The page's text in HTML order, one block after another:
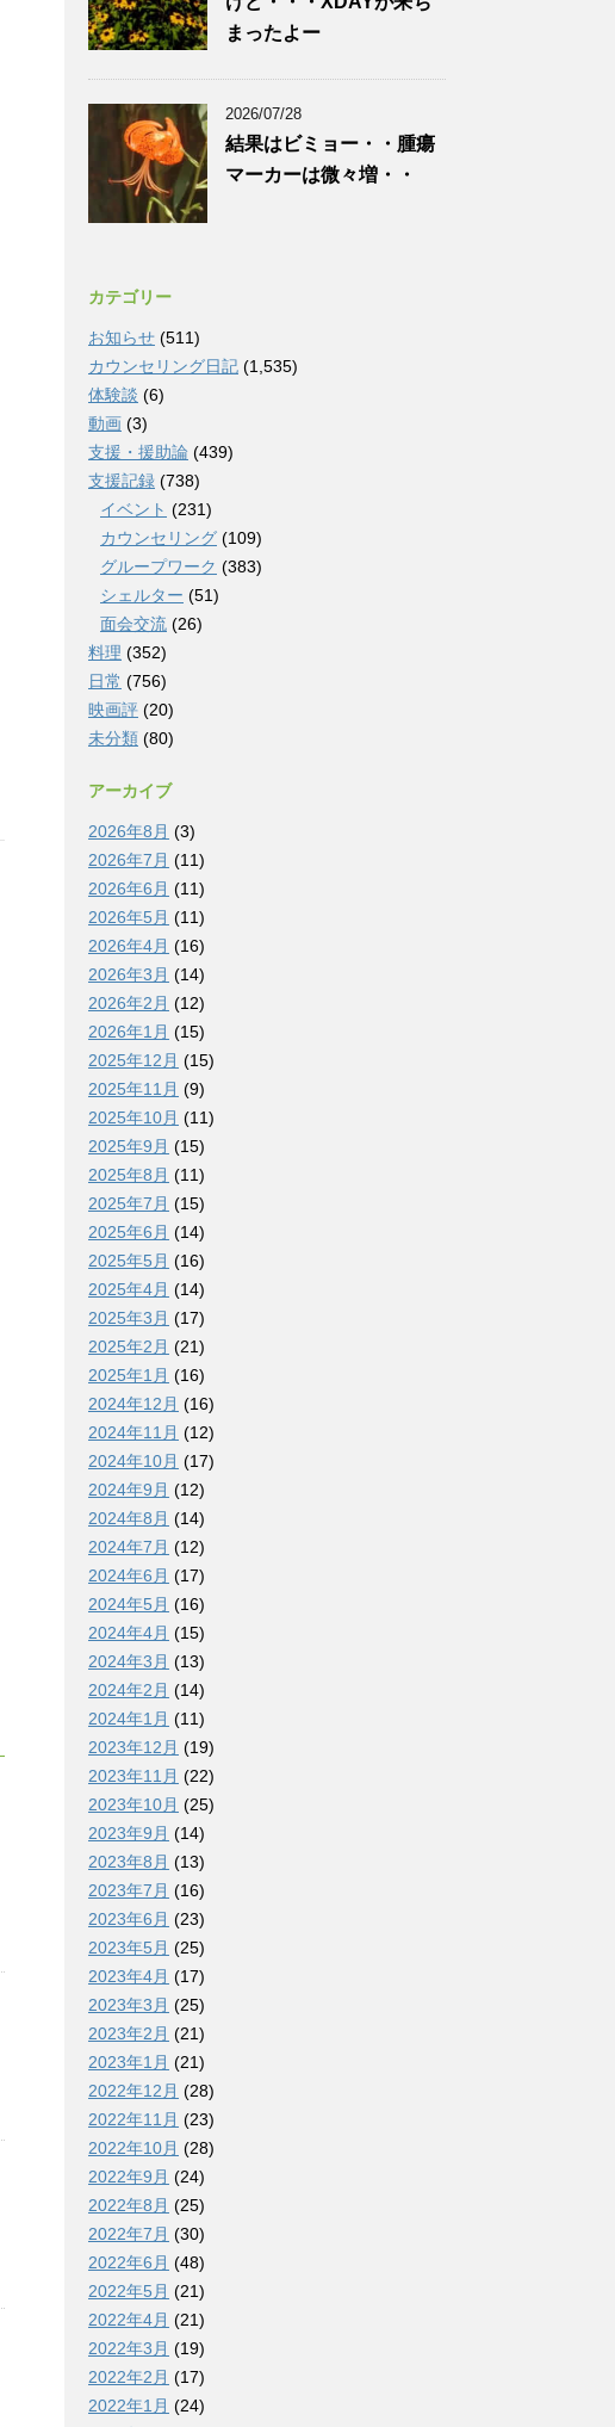
まったよー
2026/07/28
結果はビミョー・・腫瘍
マーカーは微々増・・
カテゴリー
お知らせ (511)
カウンセリング日記 (1,535)
体験談 (6)
動画 (3)
支援・援助論 (439)
支援記録 (738)
イベント (231)
カウンセリング (109)
グループワーク (383)
シェルター (51)
面会交流 (26)
料理 (352)
日常 (756)
映画評 (20)
未分類 (80)
アーカイブ
2026年8月 (3)
2026年7月 (11)
2026年6月 (11)
2026年5月 (11)
2026年4月 (16)
2026年3月 (14)
2026年2月 (12)
2026年1月 (15)
2025年12月 (15)
2025年11月 (9)
2025年10月 (11)
2025年9月 (15)
2025年8月 (11)
2025年7月 (15)
2025年6月 (14)
2025年5月 (16)
2025年4月 (14)
2025年3月 (17)
2025年2月 (21)
2025年1月 (16)
2024年12月 (16)
2024年11月 (12)
2024年10月 (17)
2024年9月 (12)
2024年8月 (14)
2024年7月 (12)
2024年6月 (17)
2024年5月 (16)
2024年4月 (15)
2024年3月 (13)
2024年2月 (14)
2024年1月 (11)
2023年12月 (19)
2023年11月 (22)
2023年10月 (25)
2023年9月 (14)
2023年8月 (13)
2023年7月 (16)
2023年6月 (23)
2023年5月 (25)
2023年4月 (17)
2023年3月 (25)
2023年2月 (21)
2023年1月 (21)
2022年12月 (28)
2022年11月 (23)
2022年10月 (28)
2022年9月 (24)
2022年8月 (25)
2022年7月 (30)
2022年6月 (48)
2022年5月 (21)
2022年4月 (21)
2022年3月 (19)
2022年2月 (17)
2022年1月 (24)